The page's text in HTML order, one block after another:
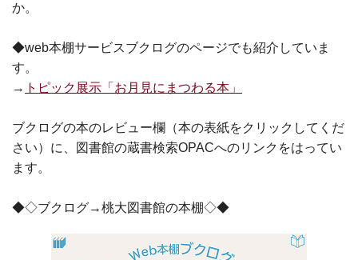
か。
◆web本棚サービスブクログのページでも紹介していま
す。
→ トピック展示「お月見にまつわる本」
ブクログの本のレビュー欄（本の表紙をクリックしてくだ
さい）に、図書館の蔵書検索OPACへのリンクをはってい
ます。
◆◇ブクログ→桃大図書館の本棚◇◆